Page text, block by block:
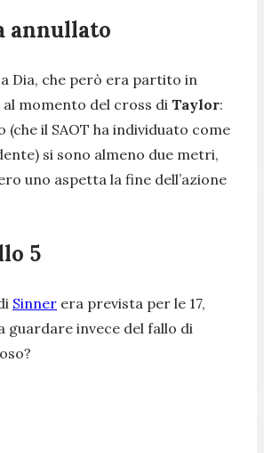
annullato
Dia, che però era partito in
momento del cross di Taylor:
(che il SAOT ha individuato come
si sono almeno due metri,
uno aspetta la fine dell’azione
5
Sinner era prevista per le 17,
guardare invece del fallo di